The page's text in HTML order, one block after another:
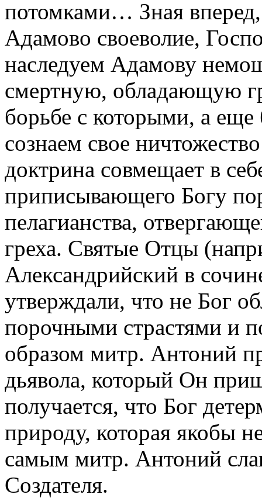
потомками… Зная
Адамово своеволие,
наследуем Адамову
смертную, обладающую
борьбе с которыми, а
сознаем свое
доктрина совмещает в
приписывающего Богу
пелагианства,
греха. Святые Отцы
Александрийский в
утверждали, что не Бог
порочными страстями и
образом митр. Антоний
дьявола, который Он
получается, что Бог
природу, которая якобы
самым митр. Антоний
Создателя.